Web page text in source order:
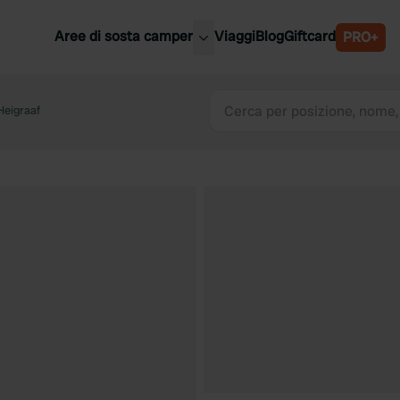
Aree di sosta camper
Slovenia
ViaggiBlogGiftcard PRO+